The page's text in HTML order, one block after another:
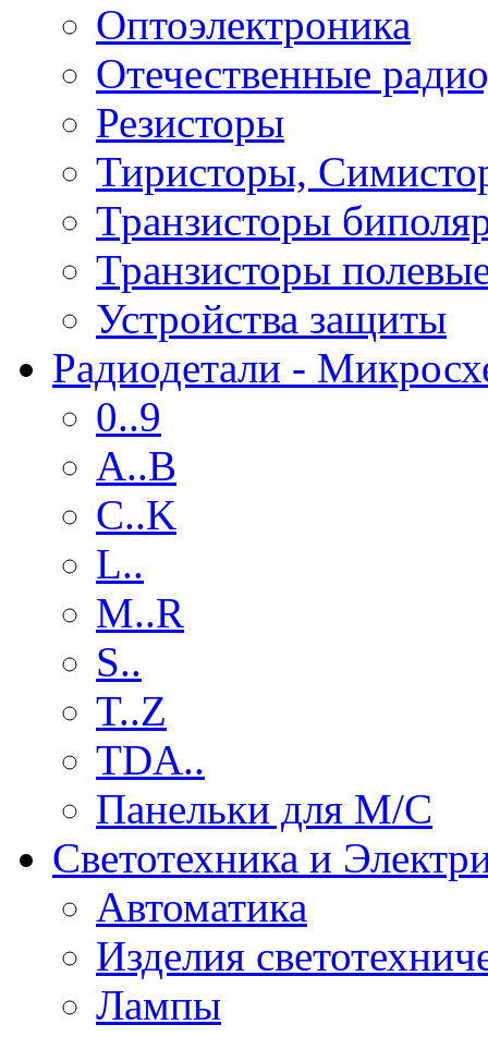
Оптоэлектроника
Отечественные
Резисторы
Тиристоры,
Транзисторы
Транзисторы
Устройства защиты
Радиодетали -
0..9
A..B
C..K
L..
M..R
S..
T..Z
TDA..
Панельки для М/С
Светотехника и
Автоматика
Изделия
Лампы